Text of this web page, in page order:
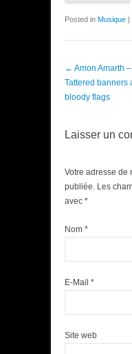
Posted in Musique
Post navigation
← Amon Amarth –
Tattered banners
bloody flags
Laisser un
Votre adresse de
publiée. Les
avec *
Nom *
E-Mail *
Site web